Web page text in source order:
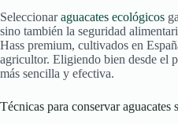
Seleccionaraguacates ecológicos
sino también la seguridad
Hass premium, cultivados en
agricultor. Eligiendo bien desde el
más sencilla y efectiva.
Técnicas para conservar aguacates